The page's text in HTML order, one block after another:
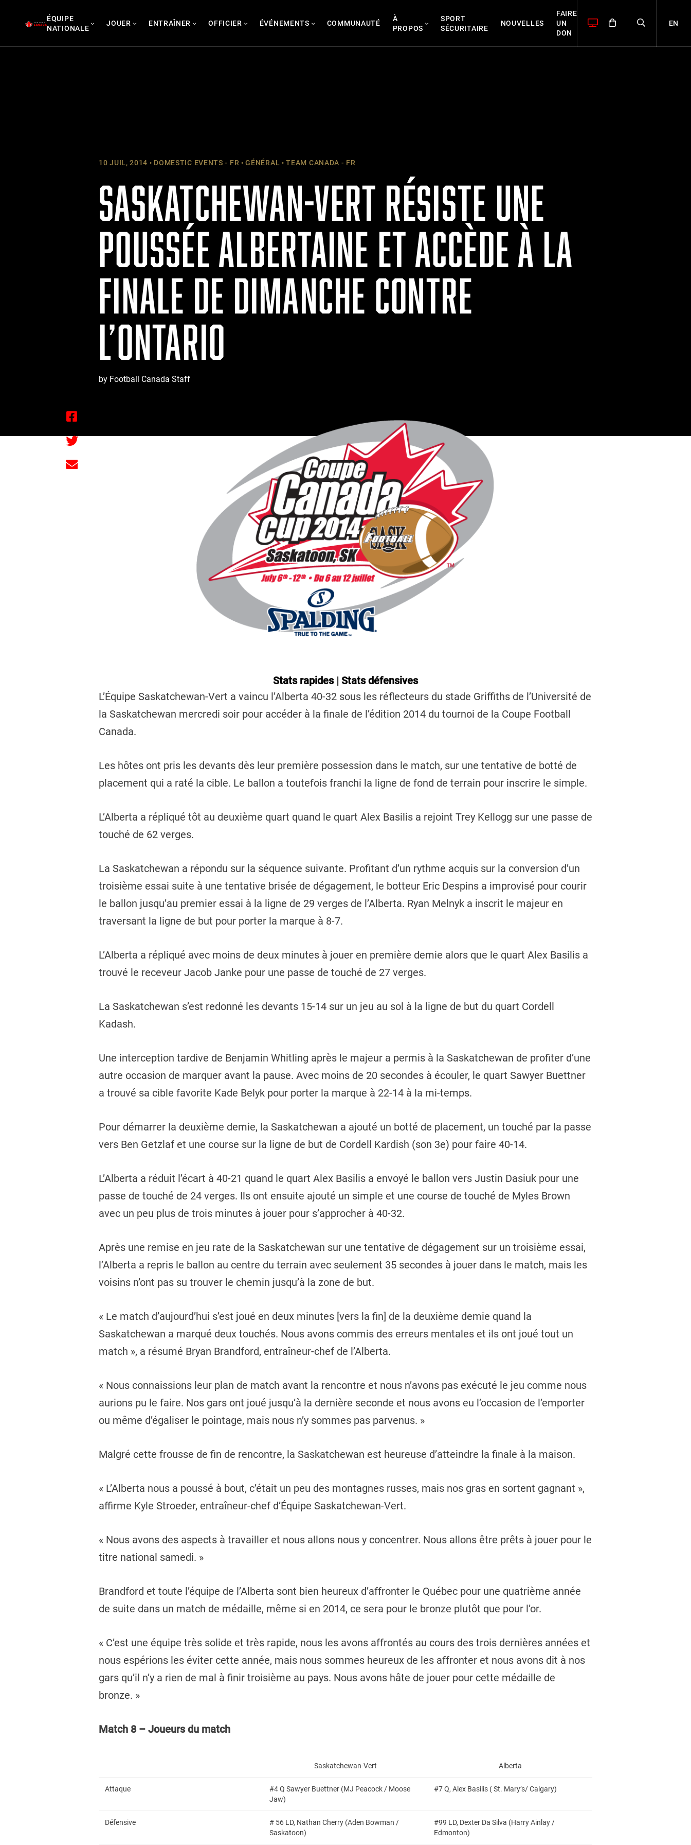
ÉQUIPE
NATIONALE
JOUER ENTRAÎNER OFFICIER ÉVÉNEMENTS COMMUNAUTÉ
À
PROPOS
SPORT
SÉCURITAIRE
NOUVELLES
FAIRE
UN
DON
EN
10 JUIL, 2014 DOMESTIC EVENTS - FR GÉNÉRAL TEAM CANADA - FR
SASKATCHEWAN-VERT RÉSISTE UNE
POUSSÉE ALBERTAINE ET ACCÈDE À LA
FINALE DE DIMANCHE CONTRE
L’ONTARIO
by Football Canada Staff
Stats rapides | Stats défensives
L’Équipe Saskatchewan-Vert a vaincu l’Alberta 40-32 sous les réflecteurs du stade Griffiths de l’Université de
la Saskatchewan mercredi soir pour accéder à la finale de l’édition 2014 du tournoi de la Coupe Football
Canada.
Les hôtes ont pris les devants dès leur première possession dans le match, sur une tentative de botté de
placement qui a raté la cible. Le ballon a toutefois franchi la ligne de fond de terrain pour inscrire le simple.
L’Alberta a répliqué tôt au deuxième quart quand le quart Alex Basilis a rejoint Trey Kellogg sur une passe de
touché de 62 verges.
La Saskatchewan a répondu sur la séquence suivante. Profitant d’un rythme acquis sur la conversion d’un
troisième essai suite à une tentative brisée de dégagement, le botteur Eric Despins a improvisé pour courir
le ballon jusqu’au premier essai à la ligne de 29 verges de l’Alberta. Ryan Melnyk a inscrit le majeur en
traversant la ligne de but pour porter la marque à 8-7.
L’Alberta a répliqué avec moins de deux minutes à jouer en première demie alors que le quart Alex Basilis a
trouvé le receveur Jacob Janke pour une passe de touché de 27 verges.
La Saskatchewan s’est redonné les devants 15-14 sur un jeu au sol à la ligne de but du quart Cordell
Kadash.
Une interception tardive de Benjamin Whitling après le majeur a permis à la Saskatchewan de profiter d’une
autre occasion de marquer avant la pause. Avec moins de 20 secondes à écouler, le quart Sawyer Buettner
a trouvé sa cible favorite Kade Belyk pour porter la marque à 22-14 à la mi-temps.
Pour démarrer la deuxième demie, la Saskatchewan a ajouté un botté de placement, un touché par la passe
vers Ben Getzlaf et une course sur la ligne de but de Cordell Kardish (son 3e) pour faire 40-14.
L’Alberta a réduit l’écart à 40-21 quand le quart Alex Basilis a envoyé le ballon vers Justin Dasiuk pour une
passe de touché de 24 verges. Ils ont ensuite ajouté un simple et une course de touché de Myles Brown
avec un peu plus de trois minutes à jouer pour s’approcher à 40-32.
Après une remise en jeu rate de la Saskatchewan sur une tentative de dégagement sur un troisième essai,
l’Alberta a repris le ballon au centre du terrain avec seulement 35 secondes à jouer dans le match, mais les
voisins n’ont pas su trouver le chemin jusqu’à la zone de but.
« Le match d’aujourd’hui s’est joué en deux minutes [vers la fin] de la deuxième demie quand la
Saskatchewan a marqué deux touchés. Nous avons commis des erreurs mentales et ils ont joué tout un
match », a résumé Bryan Brandford, entraîneur-chef de l’Alberta.
« Nous connaissions leur plan de match avant la rencontre et nous n’avons pas exécuté le jeu comme nous
aurions pu le faire. Nos gars ont joué jusqu’à la dernière seconde et nous avons eu l’occasion de l’emporter
ou même d’égaliser le pointage, mais nous n’y sommes pas parvenus. »
Malgré cette frousse de fin de rencontre, la Saskatchewan est heureuse d’atteindre la finale à la maison.
« L’Alberta nous a poussé à bout, c’était un peu des montagnes russes, mais nos gras en sortent gagnant »,
affirme Kyle Stroeder, entraîneur-chef d’Équipe Saskatchewan-Vert.
« Nous avons des aspects à travailler et nous allons nous y concentrer. Nous allons être prêts à jouer pour le
titre national samedi. »
Brandford et toute l’équipe de l’Alberta sont bien heureux d’affronter le Québec pour une quatrième année
de suite dans un match de médaille, même si en 2014, ce sera pour le bronze plutôt que pour l’or.
« C’est une équipe très solide et très rapide, nous les avons affrontés au cours des trois dernières années et
nous espérions les éviter cette année, mais nous sommes heureux de les affronter et nous avons dit à nos
gars qu’il n’y a rien de mal à finir troisième au pays. Nous avons hâte de jouer pour cette médaille de
bronze. »
Match 8 – Joueurs du match
Saskatchewan-Vert Alberta
Attaque
#4 Q Sawyer Buettner (MJ Peacock / Moose
Jaw)
#7 Q, Alex Basilis ( St. Mary’s/ Calgary)
Défensive
# 56 LD, Nathan Cherry (Aden Bowman /
Saskatoon)
#99 LD, Dexter Da Silva (Harry Ainlay /
Edmonton)